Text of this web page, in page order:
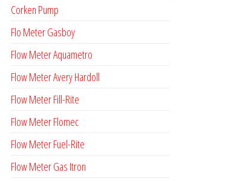
Corken Pump
Flo Meter Gasboy
Flow Meter Aquametro
Flow Meter Avery Hardoll
Flow Meter Fill-Rite
Flow Meter Flomec
Flow Meter Fuel-Rite
Flow Meter Gas Itron